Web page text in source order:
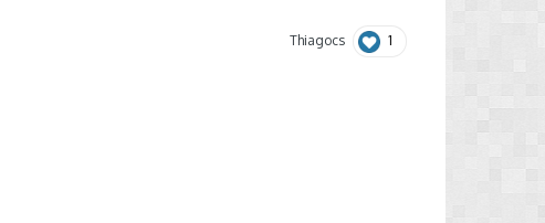
Thiagocs 1